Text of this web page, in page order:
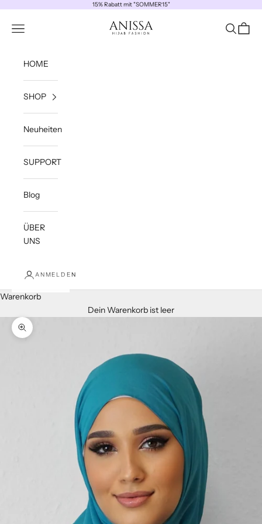
15% Rabatt mit "SOMMER15"
ANISSA
Navigationsmenü öffnen Suche
HOME
SHOP
Neuheiten
SUPPORT
Blog
ÜBER
UNS
ANMELDEN
Warenkorb
Dein Warenkorb ist leer
Bild vergrößern